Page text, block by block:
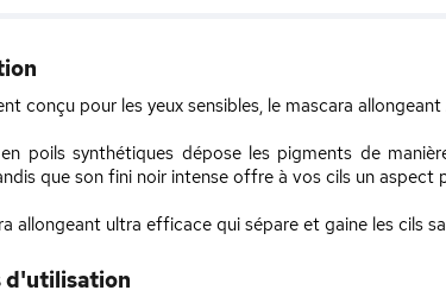
conçu pour les yeux sensibles, le mascara
poils synthétiques dépose les pigments de
que son fini noir intense offre à vos cils un aspect
allongeant ultra efficace qui sépare et gaine les cils
d'utilisation